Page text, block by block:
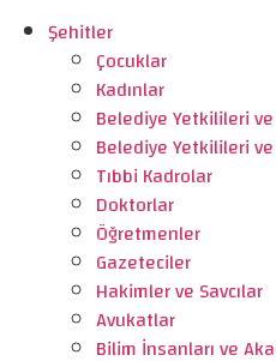
Şehitler
Çocuklar
Kadınlar
Belediye Yetkilileri ve
Belediye Yetkilileri ve
Tıbbi Kadrolar
Doktorlar
Öğretmenler
Gazeteciler
Hakimler ve Savcılar
Avukatlar
Bilim İnsanları ve